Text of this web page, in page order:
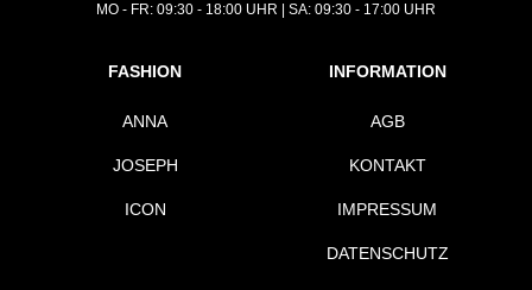
MO - FR: 09:30 - 18:00 UHR | SA: 09:30 - 17:00 UHR
FASHION
ANNA
JOSEPH
ICON
INFORMATION
AGB
KONTAKT
IMPRESSUM
DATENSCHUTZ